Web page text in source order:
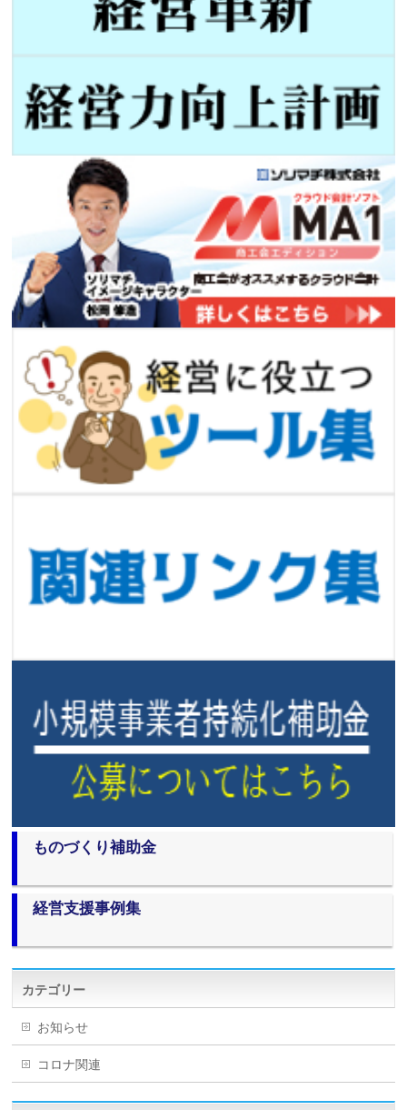
ものづくり補助金
経営支援事例集
カテゴリー
お知らせ
コロナ関連